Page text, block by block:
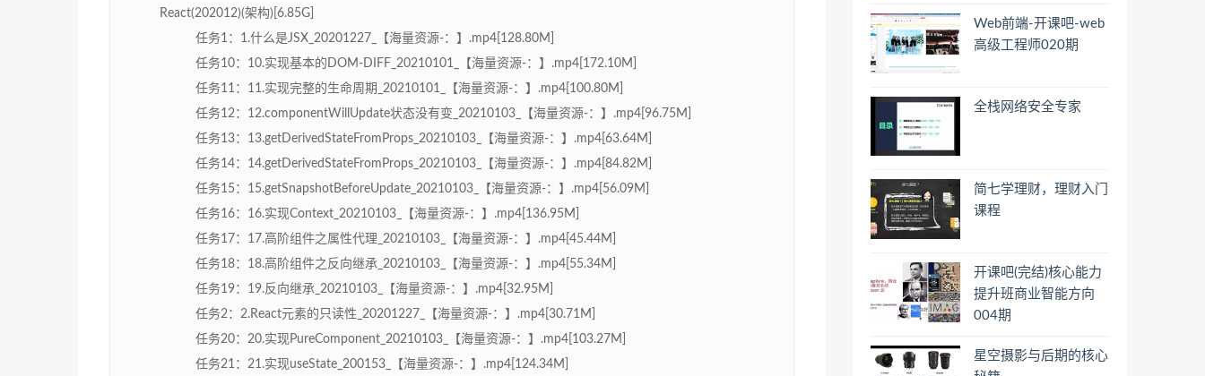
React(202012)(架构)[6.85G]
任务1：1.什么是JSX_20201227_【海量资源-：】.mp4[128.80M]
任务10：10.实现基本的DOM-DIFF_20210101_【海量资源-：】.mp4[172.10M]
任务11：11.实现完整的生命周期_20210101_【海量资源-：】.mp4[100.80M]
任务12：12.componentWillUpdate状态没有变_20210103_【海量资源-：】.mp4[96.75M]
任务13：13.getDerivedStateFromProps_20210103_【海量资源-：】.mp4[63.64M]
任务14：14.getDerivedStateFromProps_20210103_【海量资源-：】.mp4[84.82M]
任务15：15.getSnapshotBeforeUpdate_20210103_【海量资源-：】.mp4[56.09M]
任务16：16.实现Context_20210103_【海量资源-：】.mp4[136.95M]
任务17：17.高阶组件之属性代理_20210103_【海量资源-：】.mp4[45.44M]
任务18：18.高阶组件之反向继承_20210103_【海量资源-：】.mp4[55.34M]
任务19：19.反向继承_20210103_【海量资源-：】.mp4[32.95M]
任务2：2.React元素的只读性_20201227_【海量资源-：】.mp4[30.71M]
任务20：20.实现PureComponent_20210103_【海量资源-：】.mp4[103.27M]
任务21：21.实现useState_200153_【海量资源-：】.mp4[124.34M]
Web前端-开课吧-web
高级工程师020期
全栈网络安全专家
简七学理财，理财入门
课程
开课吧(完结)核心能力
提升班商业智能方向
004期
星空摄影与后期的核心